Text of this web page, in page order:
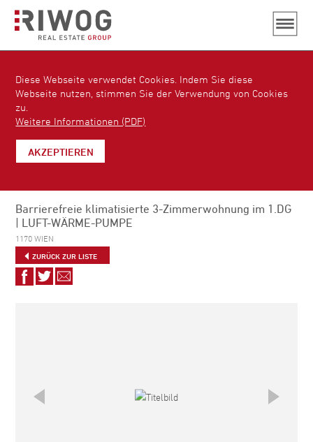
Diese Webseite verwendet Cookies. Indem Sie diese
Webseite nutzen, stimmen Sie der Verwendung von Cookies
zu.
Weitere Informationen (PDF)
AKZEPTIEREN
Barrierefreie klimatisierte 3-Zimmerwohnung im 1.DG
| LUFT-WÄRME-PUMPE
1170 WIEN
ZURÜCK ZUR LISTE
Auf
Facebook
Auf
Twitter
Via
E-